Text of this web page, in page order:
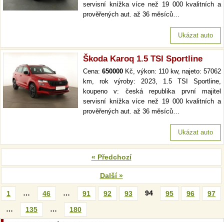
servisní knížka více než 19 000 kvalitních a
prověřených aut. až 36 měsíců…
Ukázat auto
Škoda Karoq 1.5 TSI Sportline
Cena: 650000 Kč, výkon: 110 kw, najeto: 57062
km, rok výroby: 2023, 1.5 TSI Sportline,
koupeno v: česká republika první majitel
servisní knížka více než 19 000 kvalitních a
prověřených aut. až 36 měsíců…
Ukázat auto
« Předchozí
Další »
1 … 46 … 91 92 93 94 95 96
97
…
135 … 180